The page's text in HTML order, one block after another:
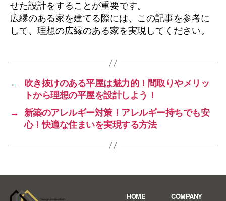
せた設計をすることが重要です。
広縁のある家を建てる際には、この記事を参考に
して、理想の広縁のある家を実現してください。
←
吹き抜けのある平屋は魅力的！間取りやメリッ
トから理想の平屋を設計しよう！
→
新築のアレルギー対策！アレルギー持ちでも安
心！快適な住まいを実現する方法
HOME COMPANY